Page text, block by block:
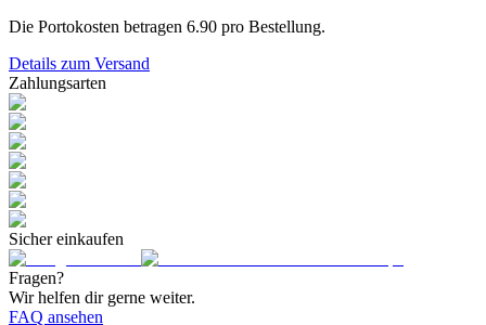
Die Portokosten betragen 6.90 pro Bestellung.
Details zum Versand
Zahlungsarten
Sicher einkaufen
Fragen?
Wir helfen dir gerne weiter.
FAQ ansehen